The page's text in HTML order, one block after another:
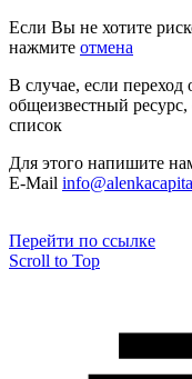
Если Вы не хотите
нажмите отмена
В случае, если
общеизвестный
список
Для этого напишите
E-Mail
Перейти по ссылке
Scroll to Top